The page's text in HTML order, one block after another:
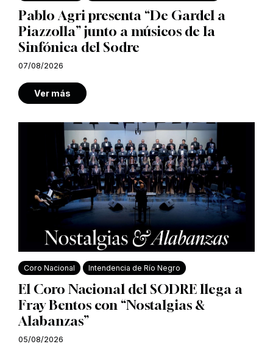
Pablo Agri presenta “De Gardel a
Piazzolla” junto a músicos de la
Sinfónica del Sodre
07/08/2026
Ver más
Coro Nacional Intendencia de Río Negro
El Coro Nacional del SODRE llega a
Fray Bentos con “Nostalgias &
Alabanzas”
05/08/2026